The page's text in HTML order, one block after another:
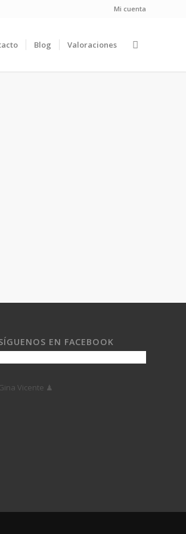
Mi cuenta
Blog Valoraciones
EN FACEBOOK
Vicente ♟